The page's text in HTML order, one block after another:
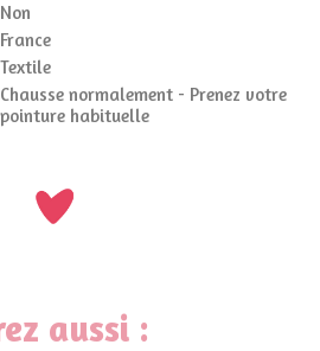
Non
France
Textile
Chausse normalement - Prenez votre
pointure habituelle
aussi :